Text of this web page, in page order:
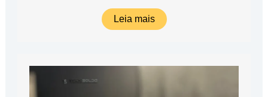
Leia mais